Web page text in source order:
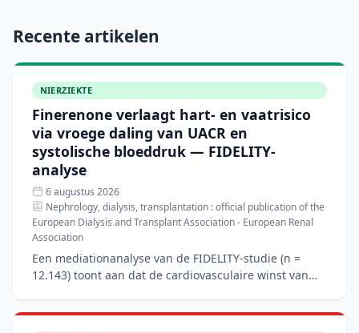
Recente artikelen
NIERZIEKTE
Finerenone verlaagt hart- en vaatrisico
via vroege daling van UACR en
systolische bloeddruk — FIDELITY-
analyse
6 augustus 2026
Nephrology, dialysis, transplantation : official publication of the
European Dialysis and Transplant Association - European Renal
Association
Een mediationanalyse van de FIDELITY-studie (n =
12.143) toont aan dat de cardiovasculaire winst van
chronische